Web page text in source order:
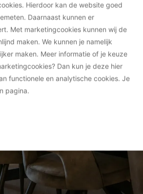
Hierdoor kan de website goed
Daarnaast kunnen er
Met marketingcookies kunnen wij de
maken. We kunnen je namelijk
maken. Meer informatie of je keuze
Dan kun je deze hier
functionele en analytische cookies. Je
pagina.